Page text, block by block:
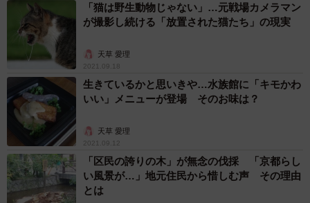
「猫は野生動物じゃない」…元戦場カメラマン
が撮影し続ける「放置された猫たち」の現実
天草 愛理
2021.09.18
生きているかと思いきや…水族館に「キモかわ
いい」メニューが登場 そのお味は？
天草 愛理
2021.09.12
「区民の誇りの木」が無念の伐採 「京都らし
い風景が…」地元住民から惜しむ声 その理由
とは